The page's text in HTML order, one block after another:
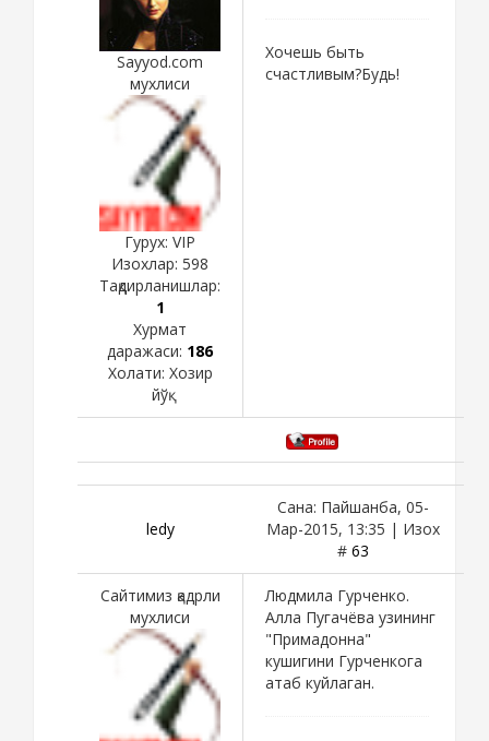
Sayyod.com
мухлиси
Гурух: VIP
Изохлар: 598
Тақдирланишлар:
1
Хурмат
даражаси: 186
Холати: Хозир
йўқ
Хочешь быть
счастливым?Будь!
ledy
Сана: Пайшанба, 05-
Мар-2015, 13:35 | Изох
# 63
Сайтимиз қадрли
мухлиси
Людмила Гурченко.
Алла Пугачёва узининг
"Примадонна"
кушигини Гурченкога
атаб куйлаган.